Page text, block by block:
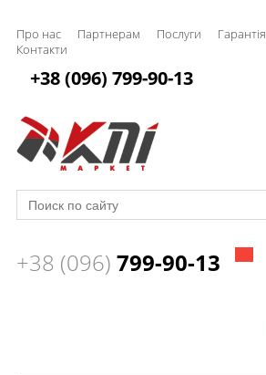
Про нас Партнерам Послуги Гарантія
Контакти
+38 (096) 799-90-13
+38 (096) 799-90-13